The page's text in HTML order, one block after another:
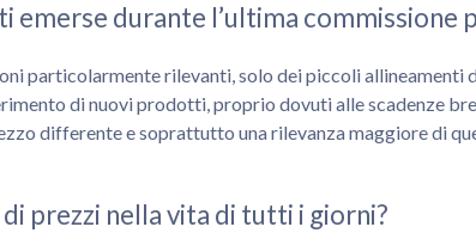
emerse durante l’ultima commissione
particolarmente rilevanti, solo dei piccoli
di nuovi prodotti, proprio dovuti alle scadenze
differente e soprattutto una rilevanza maggiore di
prezzi nella vita di tutti i giorni?